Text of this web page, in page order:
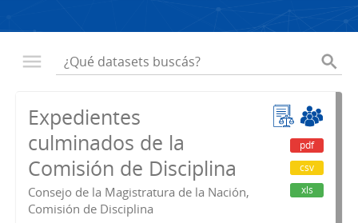
Expedientes
culminados de la
Comisión de Disciplina
Consejo de la Magistratura de la Nación,
Comisión de Disciplina
pdf
csv
xls